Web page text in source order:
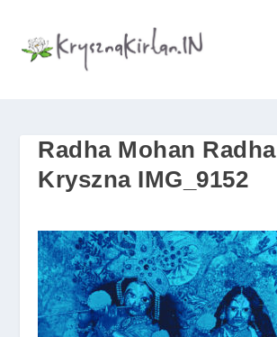
Radha Mohan Radha
Kryszna IMG_9152